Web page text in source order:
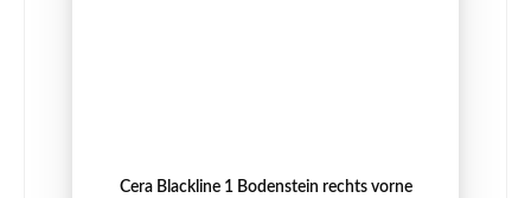
Cera Blackline 1 Bodenstein rechts vorne